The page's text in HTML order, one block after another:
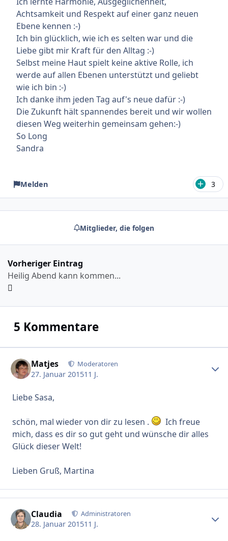
Achtsamkeit und Respekt auf einer ganz neuen
Ebene kennen :-)
Ich bin glücklich, wie ich es selten war und die
Liebe gibt mir Kraft für den Alltag :-)
Selbst meine Haut spielt keine aktive Rolle, ich
werde auf allen Ebenen unterstützt und geliebt
wie ich bin :-)
Ich danke ihm jeden Tag auf's neue dafür :-)
Die Zukunft hält spannendes bereit und wir wollen
diesen Weg weiterhin gemeinsam gehen:-)
So Long
Sandra
Melden 3
Mitglieder, die folgen
Vorheriger Eintrag
Heilig Abend kann kommen...
5 Kommentare
Matjes Moderatoren
27. Januar 201511 J.
Liebe Sasa,
schön, mal wieder von dir zu lesen .
Ich freue
mich, dass es dir so gut geht und wünsche dir alles
Glück dieser Welt!
Lieben Gruß, Martina
Claudia Administratoren
28. Januar 201511 J.